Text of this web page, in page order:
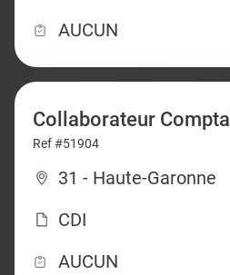
AUCUN
Collaborateur
Ref #51904
31 - Haute-Garonne
CDI
AUCUN